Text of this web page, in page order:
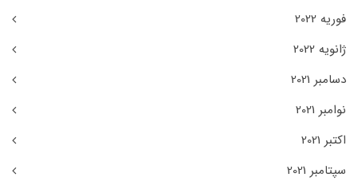
فوریه 2022
ژانویه 2022
دسامبر 2021
نوامبر 2021
اکتبر 2021
سپتامبر 2021